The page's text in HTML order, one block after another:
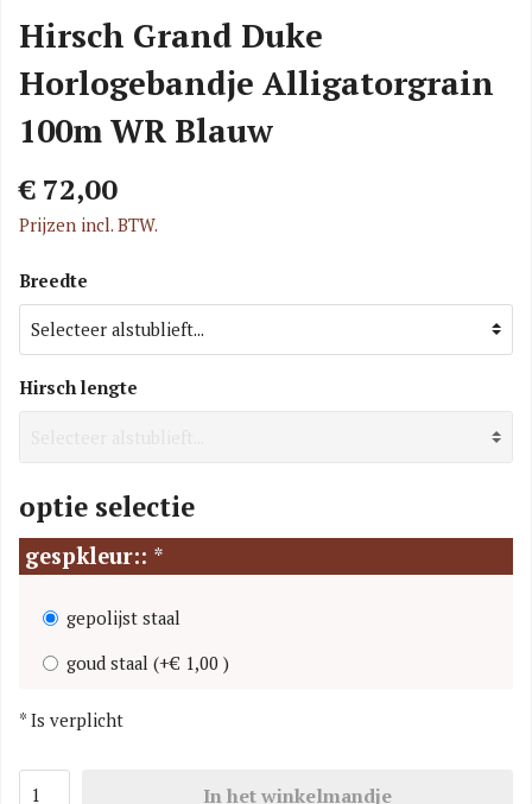
Hirsch Grand Duke
Horlogebandje Alligatorgrain
100m WR Blauw
€ 72,00
Prijzen incl. BTW.
Breedte
Hirsch lengte
optie selectie
gespkleur:: *
gepolijst staal
goud staal (+€ 1,00 )
* Is verplicht
In het winkelmandje